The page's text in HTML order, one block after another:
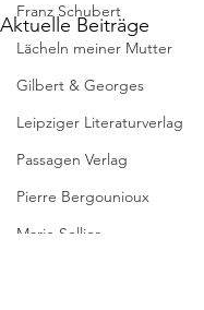
Franz Schubert
Lächeln meiner Mutter
Gilbert & Georges
Leipziger Literaturverlag
Passagen Verlag
Pierre Bergounioux
Marie Sellier
Aktuelle Beiträge